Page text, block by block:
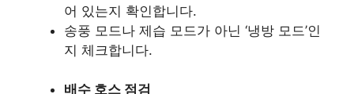
어 있는지 확인합니다.
송풍 모드나 제습 모드가 아닌 ‘냉방 모드’인
지 체크합니다.
배수 호스 점검